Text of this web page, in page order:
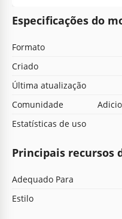
Especificações do
Formato
Criado
Última atualização
Comunidade
Estatísticas de uso
Principais recursos
Adequado Para
Estilo